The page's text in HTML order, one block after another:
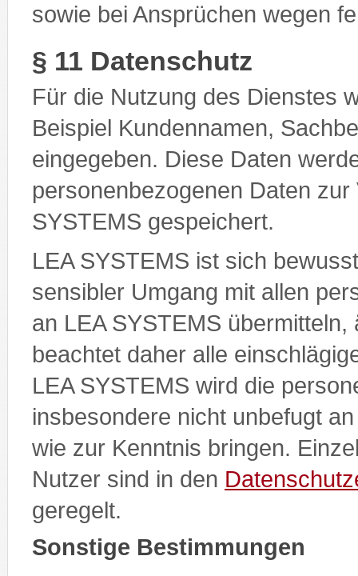
sowie bei Ansprüchen wegen
§ 11 Datenschutz
Für die Nutzung des Dienstes
Beispiel Kundennamen,
eingegeben. Diese Daten
personenbezogenen Daten
SYSTEMS gespeichert.
LEA SYSTEMS ist sich
sensibler Umgang mit allen
an LEA SYSTEMS
beachtet daher alle
LEA SYSTEMS wird die
insbesondere nicht unbefugt
wie zur Kenntnis bringen.
Nutzer sind in den
geregelt.
Sonstige Bestimmungen